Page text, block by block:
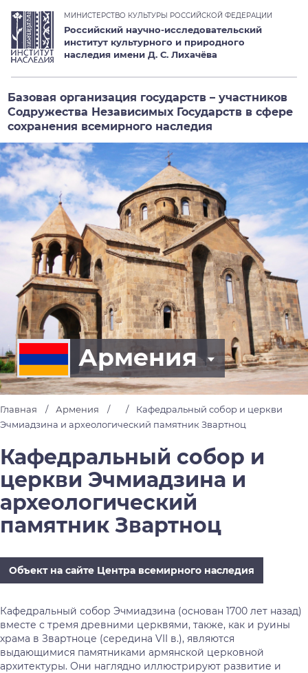
МИНИСТЕРСТВО КУЛЬТУРЫ РОССИЙСКОЙ ФЕДЕРАЦИИ
Российский научно-исследовательский
институт культурного и природного
наследия имени Д. С. Лихачёва
Базовая организация государств – участников
Содружества Независимых Государств в сфере
сохранения всемирного наследия
Армения
Главная Армения
Кафедральный собор и церкви
Эчмиадзина и археологический памятник Звартноц
Кафедральный собор и
церкви Эчмиадзина и
археологический
памятник Звартноц
Объект на сайте Центра всемирного наследия
Кафедральный собор Эчмиадзина (основан 1700 лет назад)
вместе с тремя древними церквями, также, как и руины
храма в Звартноце (середина VII в.), являются
выдающимися памятниками армянской церковной
архитектуры. Они наглядно иллюстрируют развитие и